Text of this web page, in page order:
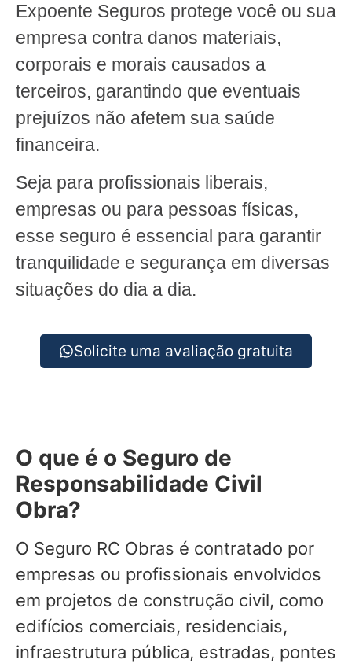
Expoente Seguros protege você ou sua
empresa contra danos materiais,
corporais e morais causados a
terceiros, garantindo que eventuais
prejuízos não afetem sua saúde
financeira.
Seja para profissionais liberais,
empresas ou para pessoas físicas,
esse seguro é essencial para garantir
tranquilidade e segurança em diversas
situações do dia a dia.
Solicite uma avaliação gratuita
O que é o Seguro de
Responsabilidade Civil
Obra?
O Seguro RC Obras é contratado por
empresas ou profissionais envolvidos
em projetos de construção civil, como
edifícios comerciais, residenciais,
infraestrutura pública, estradas, pontes